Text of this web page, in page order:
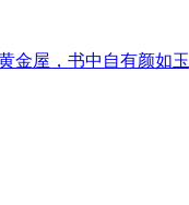
金屋，书中自有颜如玉